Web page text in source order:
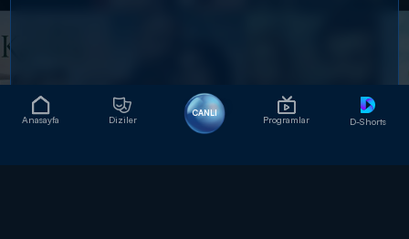
Anasayfa Diziler
CANLI
Programlar D-Shorts